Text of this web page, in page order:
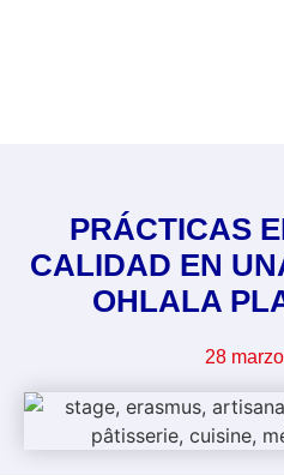
PRÁCTICAS
CALIDAD EN
OHLALA
28